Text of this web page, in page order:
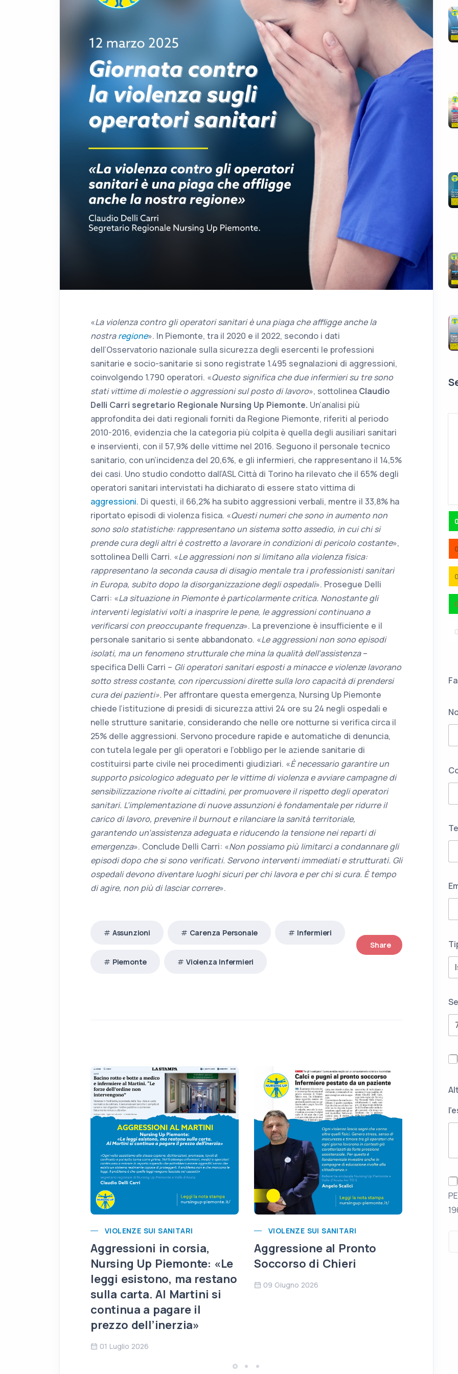
«La violenza contro gli operatori sanitari è una piaga che affligge anche la
nostraregione». In Piemonte, tra il 2020 e il 2022, secondo i dati
dell’Osservatorio nazionale sulla sicurezza degli esercenti le professioni
sanitarie e socio-sanitarie si sono registrate 1.495 segnalazioni di aggressioni,
coinvolgendo 1.790 operatori. «Questo significa che due infermieri su tre sono
stati vittime di molestie o aggressioni sul posto di lavoro», sottolinea Claudio
Delli Carri segretario Regionale Nursing Up Piemonte. Un’analisi più
approfondita dei dati regionali forniti da Regione Piemonte, riferiti al periodo
2010-2016, evidenzia che la categoria più colpita è quella degli ausiliari sanitari
e inservienti, con il 57,9% delle vittime nel 2016. Seguono il personale tecnico
sanitario, con un’incidenza del 20,6%, e gli infermieri, che rappresentano il 14,5%
dei casi. Uno studio condotto dall’ASL Città di Torino ha rilevato che il 65% degli
operatori sanitari intervistati ha dichiarato di essere stato vittima di
aggressioni. Di questi, il 66,2% ha subito aggressioni verbali, mentre il 33,8% ha
riportato episodi di violenza fisica. «Questi numeri che sono in aumento non
sono solo statistiche: rappresentano un sistema sotto assedio, in cui chi si
prende cura degli altri è costretto a lavorare in condizioni di pericolo costante»,
sottolinea Delli Carri. «Le aggressioni non si limitano alla violenza fisica:
rappresentano la seconda causa di disagio mentale tra i professionisti sanitari
in Europa, subito dopo la disorganizzazione degli ospedali». Prosegue Delli
Carri: «La situazione in Piemonte è particolarmente critica. Nonostante gli
interventi legislativi volti a inasprire le pene, le aggressioni continuano a
verificarsi con preoccupante frequenza». La prevenzione è insufficiente e il
personale sanitario si sente abbandonato. «Le aggressioni non sono episodi
isolati, ma un fenomeno strutturale che mina la qualità dell’assistenza–
specifica Delli Carri – Gli operatori sanitari esposti a minacce e violenze lavorano
sotto stress costante, con ripercussioni dirette sulla loro capacità di prendersi
cura dei pazienti». Per affrontare questa emergenza, Nursing Up Piemonte
chiede l’istituzione di presidi di sicurezza attivi 24 ore su 24 negli ospedali e
nelle strutture sanitarie, considerando che nelle ore notturne si verifica circa il
25% delle aggressioni. Servono procedure rapide e automatiche di denuncia,
con tutela legale per gli operatori e l’obbligo per le aziende sanitarie di
costituirsi parte civile nei procedimenti giudiziari. «È necessario garantire un
supporto psicologico adeguato per le vittime di violenza e avviare campagne di
sensibilizzazione rivolte ai cittadini, per promuovere il rispetto degli operatori
sanitari. L’implementazione di nuove assunzioni è fondamentale per ridurre il
carico di lavoro, prevenire il burnout e rilanciare la sanità territoriale,
garantendo un’assistenza adeguata e riducendo la tensione nei reparti di
emergenza». Conclude Delli Carri: «Non possiamo più limitarci a condannare gli
episodi dopo che si sono verificati. Servono interventi immediati e strutturati. Gli
ospedali devono diventare luoghi sicuri per chi lavora e per chi si cura. È tempo
di agire, non più di lasciar correre».
Assunzioni Carenza Personale Infermieri
Piemonte Violenza Infermieri
Share
VIOLENZE SUI SANITARI
Aggressioni in corsia,
Nursing Up Piemonte: «Le
leggi esistono, ma restano
sulla carta. Al Martini si
continua a pagare il
prezzo dell’inerzia»
01 Luglio 2026
VIOLENZE SUI SANITARI
Aggressione al Pronto
Soccorso di Chieri
09 Giugno 2026